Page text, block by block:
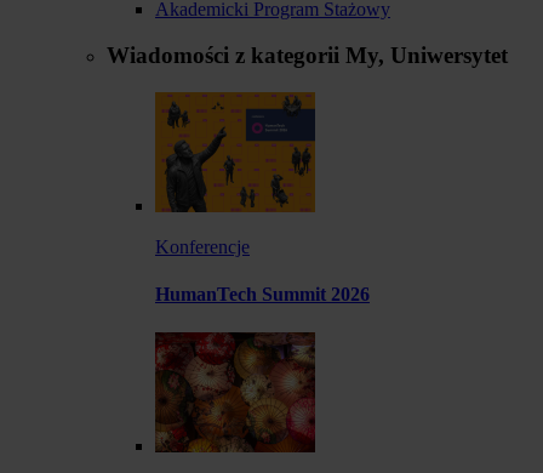
Akademicki Program Stażowy
Wiadomości z kategorii My, Uniwersytet
Konferencje
HumanTech Summit 2026